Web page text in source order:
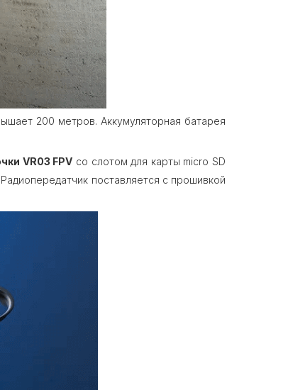
200 метров. Аккумуляторная батарея
VR03 FPV со слотом для карты micro SD
Радиопередатчик поставляется с прошивкой